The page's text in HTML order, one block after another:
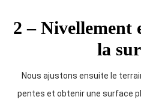
2 – Nivellement
la
Nous ajustons ensuite le
pentes et obtenir une surface